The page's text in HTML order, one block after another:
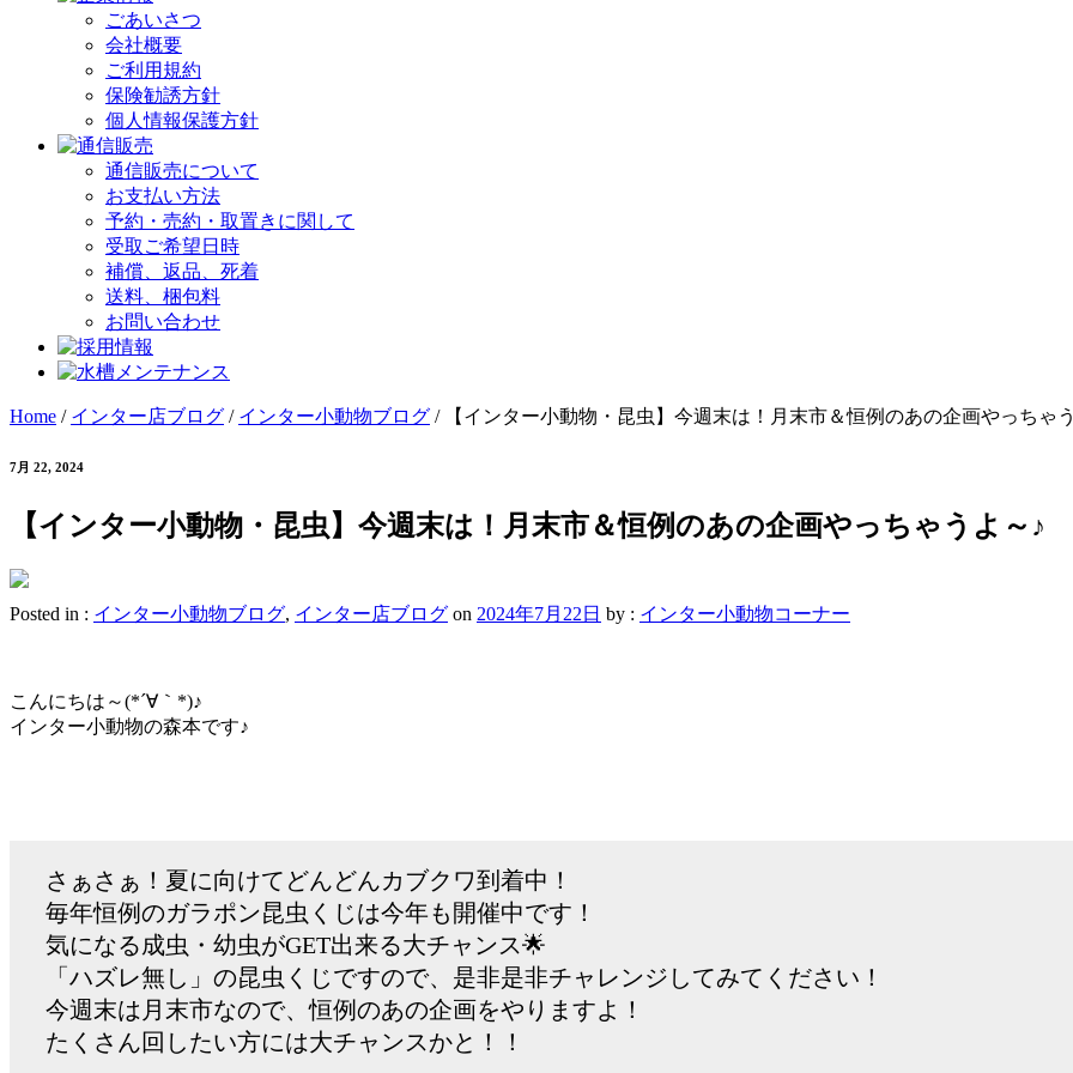
ごあいさつ
会社概要
ご利用規約
保険勧誘方針
個人情報保護方針
通信販売について
お支払い方法
予約・売約・取置きに関して
受取ご希望日時
補償、返品、死着
送料、梱包料
お問い合わせ
Home / インター店ブログ / インター小動物ブログ / 【インター小動物・昆虫】今週末は！月末市＆恒例のあの企画やっちゃ
7月 22, 2024
【インター小動物・昆虫】今週末は！月末市＆恒例のあの企画やっちゃうよ～♪
Posted in : インター小動物ブログ, インター店ブログ on 2024年7月22日 by : インター小動物コーナー
こんにちは～(*´∀｀*)♪
インター小動物の森本です♪
さぁさぁ！夏に向けてどんどんカブクワ到着中！
毎年恒例のガラポン昆虫くじは今年も開催中です！
気になる成虫・幼虫がGET出来る大チャンス🌟
「ハズレ無し」の昆虫くじですので、是非是非チャレンジしてみてください！
今週末は月末市なので、恒例のあの企画をやりますよ！
たくさん回したい方には大チャンスかと！！